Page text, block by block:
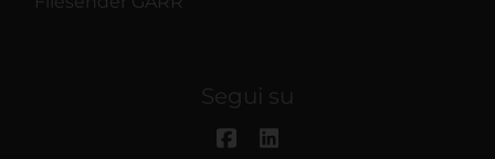
Segui su